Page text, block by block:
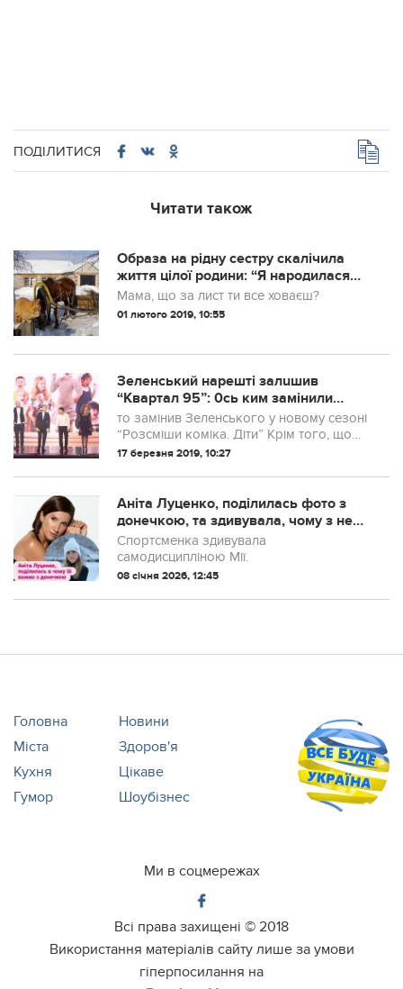
ПОДІЛИТИСЯ
Читати також
Образа на рідну сестру скaлiчила
життя цілої родини: “Я народилася
слабкою, часто хвoріла, наша мама
не вилазила зі мною з лiкарень,
Мама, що за лист ти все ховаєш?
01 лютого 2019, 10:55
Зеленський нарешті залuшив
“Квартал 95”: 0сь ким замінили
слугу народу…
то замінив Зеленського у новому сезоні
“Розсміши коміка. Діти” Крім того, що
тепер шоу стало україномовним,
17 березня 2019, 10:27
Аніта Луценко, поділилась фото з
донечкою, та здивувала, чому з нею
тяжко
Спортсменка здивувала
самодисципліною Мії.
08 січня 2026, 12:45
Головна
Новини
Міста
Здоров'я
Кухня
Цікаве
Гумор
Шоубізнес
Ми в соцмережах
Всі права захищені © 2018
Використання матеріалів сайту лише за умови
гіперпосилання на